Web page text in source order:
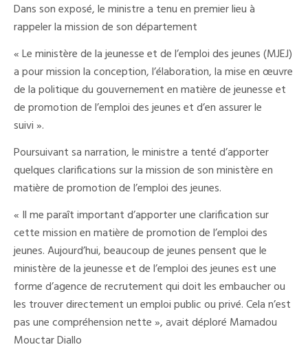
Dans son exposé, le ministre a tenu en premier lieu à
rappeler la mission de son département
« Le ministère de la jeunesse et de l’emploi des jeunes (MJEJ)
a pour mission la conception, l’élaboration, la mise en œuvre
de la politique du gouvernement en matière de jeunesse et
de promotion de l’emploi des jeunes et d’en assurer le
suivi ».
Poursuivant sa narration, le ministre a tenté d’apporter
quelques clarifications sur la mission de son ministère en
matière de promotion de l’emploi des jeunes.
« Il me paraît important d’apporter une clarification sur
cette mission en matière de promotion de l’emploi des
jeunes. Aujourd’hui, beaucoup de jeunes pensent que le
ministère de la jeunesse et de l’emploi des jeunes est une
forme d’agence de recrutement qui doit les embaucher ou
les trouver directement un emploi public ou privé. Cela n’est
pas une compréhension nette », avait déploré Mamadou
Mouctar Diallo